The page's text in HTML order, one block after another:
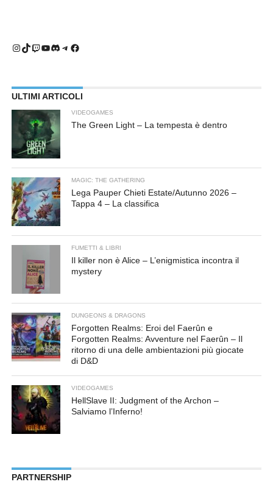
Instagram
TikTok
Twitch
YouTube
Discord
Telegram
Facebook
ULTIMI ARTICOLI
VIDEOGAMES
The Green Light – La tempesta è dentro
MAGIC: THE GATHERING
Lega Pauper Chieti Estate/Autunno 2026 –
Tappa 4 – La classifica
FUMETTI & LIBRI
Il killer non è Alice – L’enigmistica incontra il
mystery
DUNGEONS & DRAGONS
Forgotten Realms: Eroi del Faerûn e
Forgotten Realms: Avventure nel Faerûn – Il
ritorno di una delle ambientazioni più giocate
di D&D
VIDEOGAMES
HellSlave II: Judgment of the Archon –
Salviamo l’Inferno!
PARTNERSHIP